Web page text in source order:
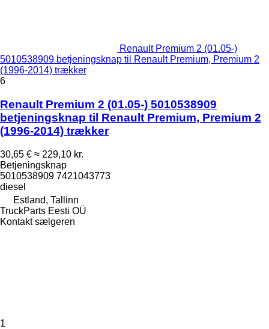
Renault Premium 2 (01.05-)
5010538909 betjeningsknap til Renault Premium, Premium 2
(1996-2014) trækker
6
Renault Premium 2 (01.05-) 5010538909
betjeningsknap til Renault Premium, Premium 2
(1996-2014) trækker
30,65 € ≈ 229,10 kr.
Betjeningsknap
5010538909 7421043773
diesel
Estland, Tallinn
TruckParts Eesti OÜ
Kontakt sælgeren
1